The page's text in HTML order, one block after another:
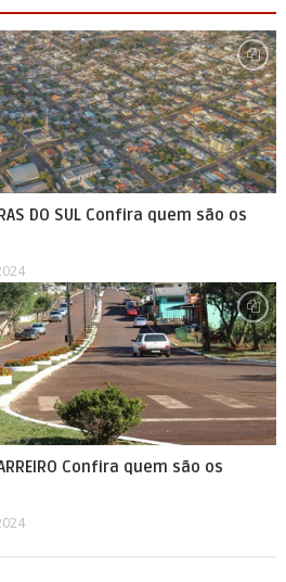
DO SUL Confira quem são os
Confira quem são os